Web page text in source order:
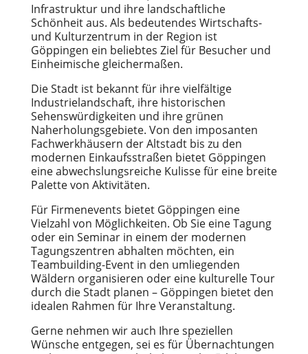
Infrastruktur und ihre landschaftliche
Schönheit aus. Als bedeutendes Wirtschafts-
und Kulturzentrum in der Region ist
Göppingen ein beliebtes Ziel für Besucher und
Einheimische gleichermaßen.
Die Stadt ist bekannt für ihre vielfältige
Industrielandschaft, ihre historischen
Sehenswürdigkeiten und ihre grünen
Naherholungsgebiete. Von den imposanten
Fachwerkhäusern der Altstadt bis zu den
modernen Einkaufsstraßen bietet Göppingen
eine abwechslungsreiche Kulisse für eine breite
Palette von Aktivitäten.
Für Firmenevents bietet Göppingen eine
Vielzahl von Möglichkeiten. Ob Sie eine Tagung
oder ein Seminar in einem der modernen
Tagungszentren abhalten möchten, ein
Teambuilding-Event in den umliegenden
Wäldern organisieren oder eine kulturelle Tour
durch die Stadt planen – Göppingen bietet den
idealen Rahmen für Ihre Veranstaltung.
Gerne nehmen wir auch Ihre speziellen
Wünsche entgegen, sei es für Übernachtungen